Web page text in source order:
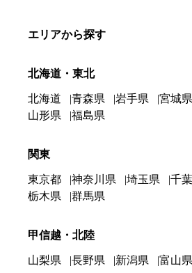
エリアから探す
北海道・東北
北海道 青森県 岩手県 宮城県
山形県
福島県
関東
東京都 神奈川県 埼玉県 千
栃木県
群馬県
甲信越・北陸
山梨県 長野県 新潟県 富山県